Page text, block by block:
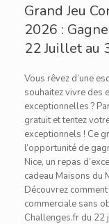
Grand Jeu
2026 :
22 Juillet au
Vous rêvez d’une
souhaitez vivre des
exceptionnelles ?
gratuit et tentez
exceptionnels ! Ce
l’opportunité de
Nice, un repas
cadeau Maisons du
Découvrez
commerciale sans
Challenges.fr du 22